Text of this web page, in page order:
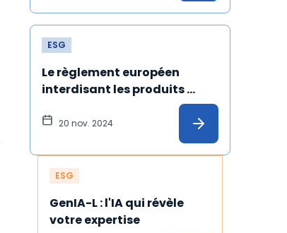
ESG
Le règlement européen
interdisant les produits
issus du travail forcé est
définitivement adopté !
20 nov. 2024
ESG
GenIA-L : l'IA qui révèle
votre expertise